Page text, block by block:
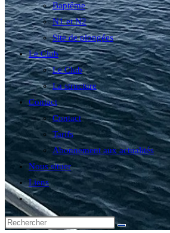
Baptême
N1 et N2
Site de plongées
Le Club
Le Club
La structure
Contact
Contact
Tarifs
Abonnement aux actualités
Nous situer
Liens
Toggle
website
search